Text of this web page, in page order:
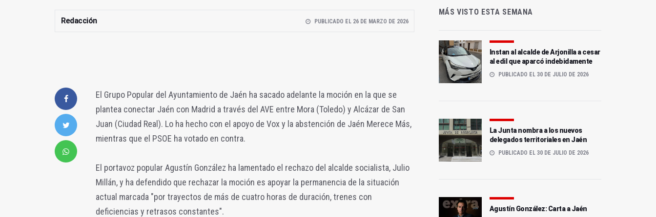
Redacción PUBLICADO EL 26 DE MARZO DE 2026
El Grupo Popular del Ayuntamiento de Jaén ha sacado adelante la moción en la que se
plantea conectar Jaén con Madrid a través del AVE entre Mora (Toledo) y Alcázar de San
Juan (Ciudad Real). Lo ha hecho con el apoyo de Vox y la abstención de Jaén Merece Más,
mientras que el PSOE ha votado en contra.
El portavoz popular Agustín González ha lamentado el rechazo del alcalde socialista, Julio
Millán, y ha defendido que rechazar la moción es apoyar la permanencia de la situación
actual marcada "por trayectos de más de cuatro horas de duración, trenes con
deficiencias y retrasos constantes".
MÁS VISTO ESTA SEMANA
Instan al alcalde de Arjonilla a cesar
al edil que aparcó indebidamente
PUBLICADO EL 30 DE JULIO DE 2026
La Junta nombra a los nuevos
delegados territoriales en Jaén
PUBLICADO EL 30 DE JULIO DE 2026
Agustín González: Carta a Jaén